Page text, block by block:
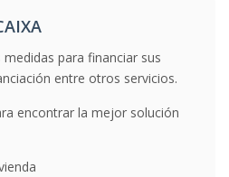
para financiar sus
entre otros servicios.
encontrar la mejor solución